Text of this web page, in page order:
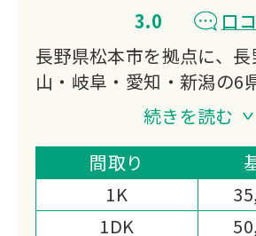
3.0
口
長野県松本市を拠点に、
山・岐阜・愛知・新潟の6
収・遺品整理・ゴミ屋敷清
24時間年中無休で即日対応
社で断られた品も回収可能
り、秘密厳守・女性スタ
施。トラックサイズに応
続きを読む
間取り
1K
1DK